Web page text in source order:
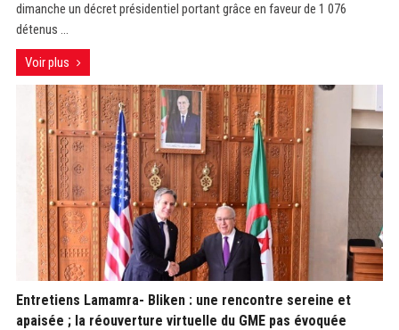
dimanche un décret présidentiel portant grâce en faveur de 1 076
détenus ...
Voir plus
Entretiens Lamamra- Bliken : une rencontre sereine et
apaisée ; la réouverture virtuelle du GME pas évoquée